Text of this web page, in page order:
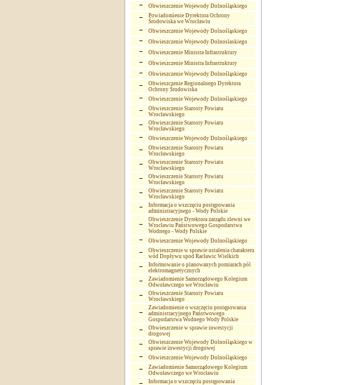
Obwieszczenie Wojewody Dolnośląskiego
Powiadomienie Dyrektora Ochrony
Środowiska we Wrocławiu
Obwieszczenie Wojewody Dolnośląskiego
Obwieszczenie Wojewody Dolnoslaskiego
Obwieszczenie Ministra Infrastruktury
Obwieszczenie Ministra Infrastruktury
Obwieszczenie Wojewody Dolnośląskiego
Obwieszczenie Regionalnego Dyrektora
Ochrony Środowiska
Obwieszczenie Wojewody Dolnośląskiego
Obwieszczenie Starosty Powiatu
Wrocławskiego
Obwieszczenie Starosty Powiatu
Wrocławskiego
Obwieszczenie Wojewody Dolnośląskiego
Obwieszczenie Starosty Powiatu
Wrocławskiego
Obwieszczenie Starosty Powiatu
Wrocławskiego
Obwieszczenie Starosty Powiatu
Wrocławskiego
Obwieszczenie Starosty Powiatu
Wrocławskiego
Informacja o wszczęciu postępowania
administracyjnego - Wody Polskie
Obwieszczenie Dyrektora zarządu zlewni we
Wrocławiu Państwowego Gospodarstwa
Wodnego - Wody Polskie
Obwieszczenie Wojewody Dolnośląskiego
Obwieszczenie w sprawie ustalenia charakteru
wód Dopływu spod Racławic Wielkich
Informowanie o planowanych pomiarach pól
elektromagnetycznych
Zawiadomienie Samorządowego Kolegium
Odwoławczego we Wrocławiu
Obwieszczenie Starosty Powiatu
Wrocławskiego
Zawiadomienie o wszczęciu postępowania
administracyjnego Państwowego
Gospodarstwa Wodnego Wody Polskie
Obwieszczenie w sprawie inwestycji
drogowej
Obwieszczenie Wojewody Dolnośląskiego w
sprawie inwestycji drogowej
Obwieszczenie Wojewody Dolnośląskiego
Zawiadomienie Samorządowego Kolegium
Odwoławczego we Wrocławiu
Informacja o wszczęciu postępowania